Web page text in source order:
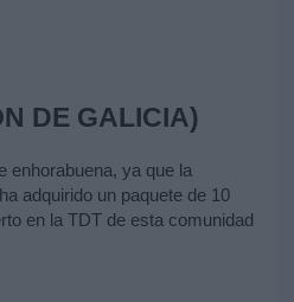
DE GALICIA)
enhorabuena, ya que la
adquirido un paquete de 10
en la TDT de esta comunidad